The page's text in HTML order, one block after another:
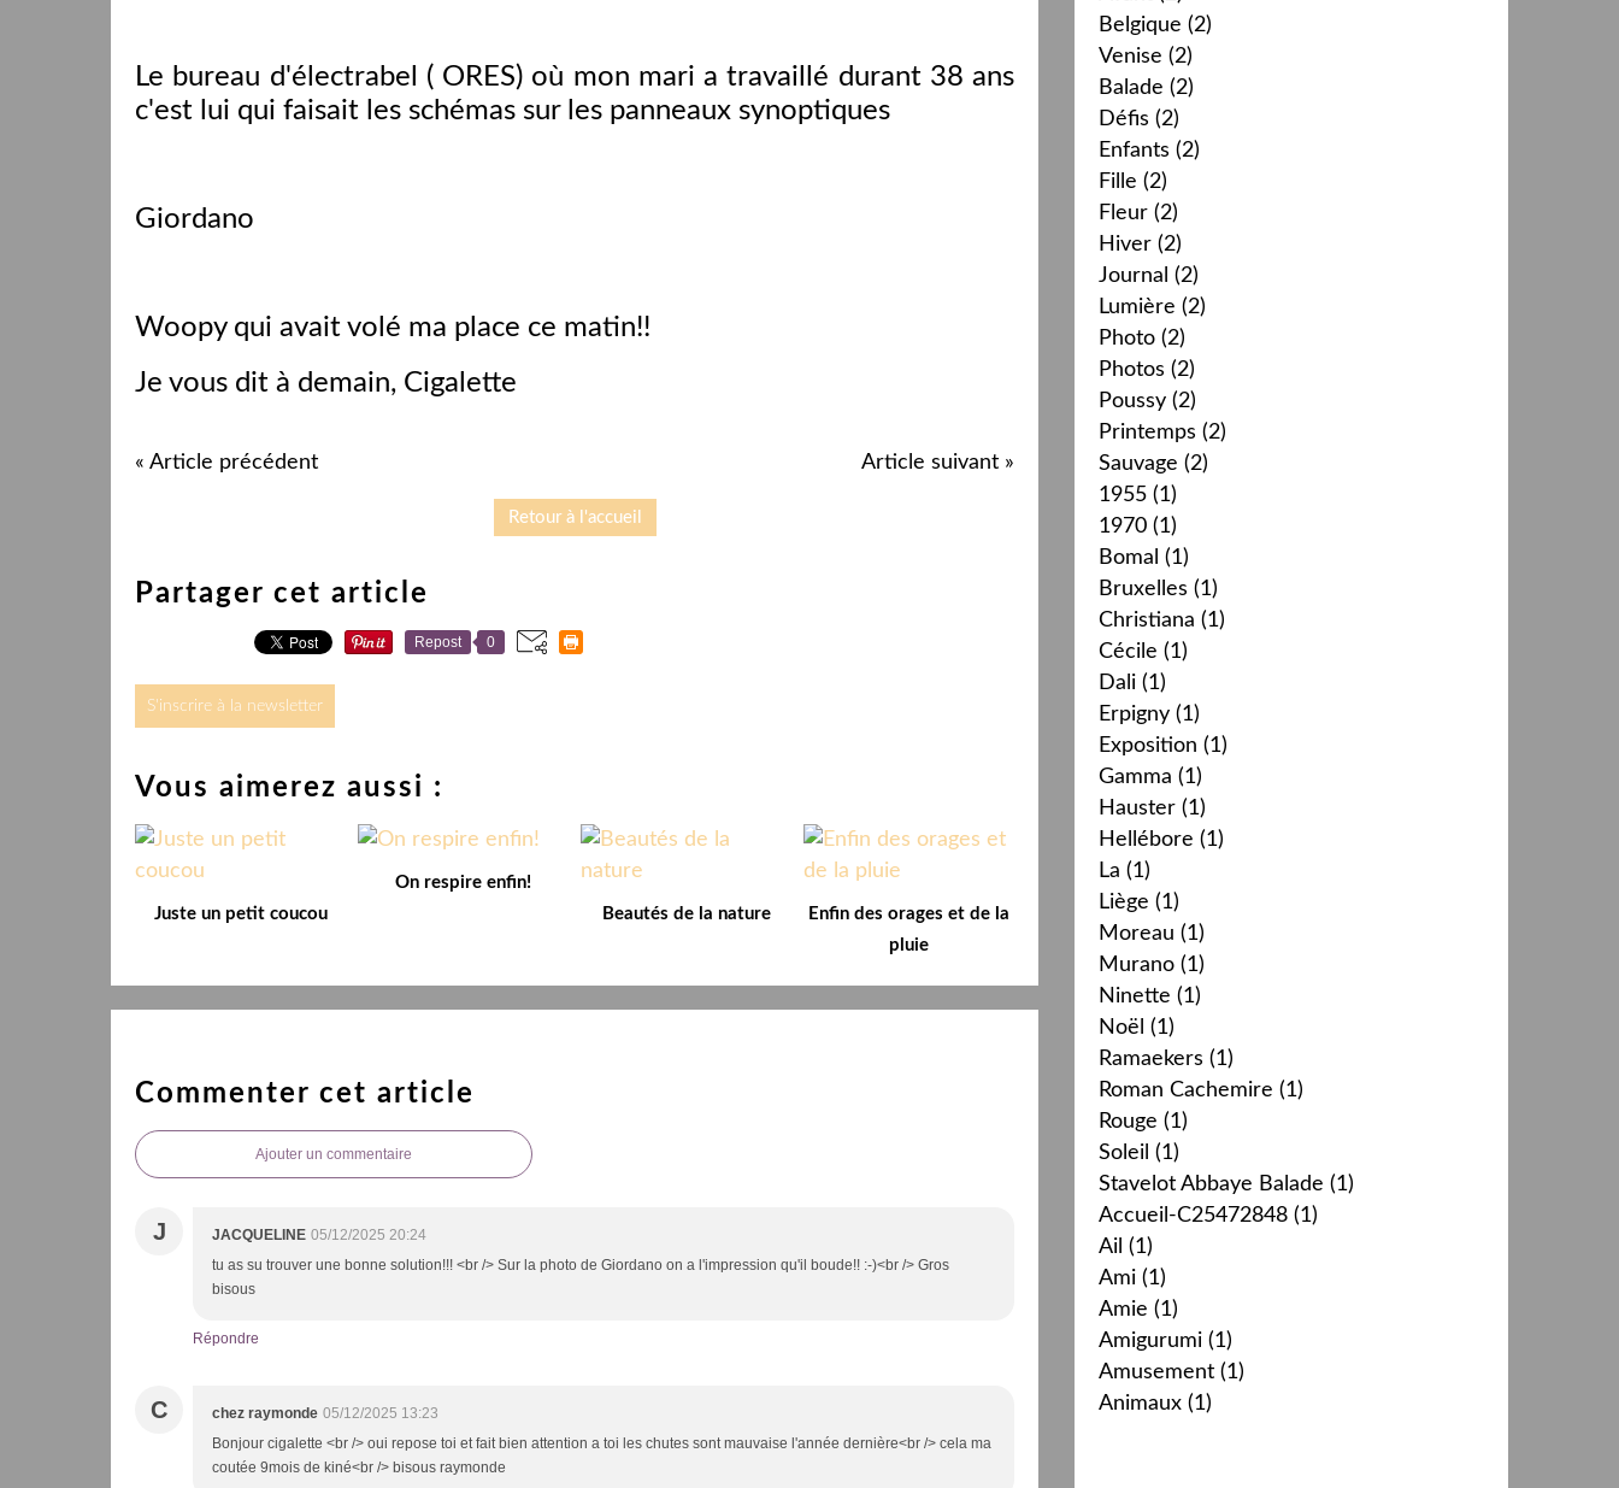
Le bureau d'électrabel ( ORES) où mon mari a travaillé durant 38 ans
c'est lui qui faisait les schémas sur les panneaux synoptiques
Giordano
Woopy qui avait volé ma place ce matin!!
Je vous dit à demain, Cigalette
« Article précédent Article suivant »
Retour à l'accueil
Partager cet article
Repost 0
S'inscrire à la newsletter
Vous aimerez aussi :
Juste un petit coucou
On respire enfin!
Beautés de la nature
Enfin des orages et de la
pluie
Commenter cet article
Ajouter un commentaire
J JACQUELINE 05/12/2025 20:24
tu as su trouver une bonne solution!!! <br /> Sur la photo de Giordano on a l'impression qu'il boude!! :-)<br /> Gros
bisous
Répondre
C chez raymonde 05/12/2025 13:23
Bonjour cigalette <br /> oui repose toi et fait bien attention a toi les chutes sont mauvaise l'année dernière<br /> cela ma
coutée 9mois de kiné<br /> bisous raymonde
Belgique (2)
Venise (2)
Balade (2)
Défis (2)
Enfants (2)
Fille (2)
Fleur (2)
Hiver (2)
Journal (2)
Lumière (2)
Photo (2)
Photos (2)
Poussy (2)
Printemps (2)
Sauvage (2)
1955 (1)
1970 (1)
Bomal (1)
Bruxelles (1)
Christiana (1)
Cécile (1)
Dali (1)
Erpigny (1)
Exposition (1)
Gamma (1)
Hauster (1)
Hellébore (1)
La (1)
Liège (1)
Moreau (1)
Murano (1)
Ninette (1)
Noël (1)
Ramaekers (1)
Roman Cachemire (1)
Rouge (1)
Soleil (1)
Stavelot Abbaye Balade (1)
Accueil-C25472848 (1)
Ail (1)
Ami (1)
Amie (1)
Amigurumi (1)
Amusement (1)
Animaux (1)